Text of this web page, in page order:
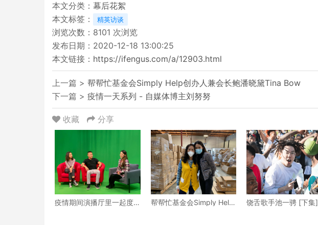
本文分类： 幕后花絮
本文标签：
精英访谈
浏览次数： 8101 次浏览
发布日期：2020-12-18 13:00:25
本文链接： https://ifengus.com/a/12903.html
上一篇 > 帮帮忙基金会Simply Help创办人兼会长鲍潘晓黛Tina Bow
下一篇 > 疫情一天系列 - 自媒体博主刘努努
收藏 分享
疫情期间演播厅里一起度
帮帮忙基金会Simply Help
饶舌歌手池一骋 [下集]